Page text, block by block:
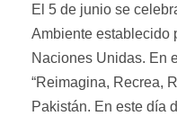
El 5 de junio se
Ambiente establecido
Naciones Unidas. En
“Reimagina, Recrea,
Pakistán. En este día